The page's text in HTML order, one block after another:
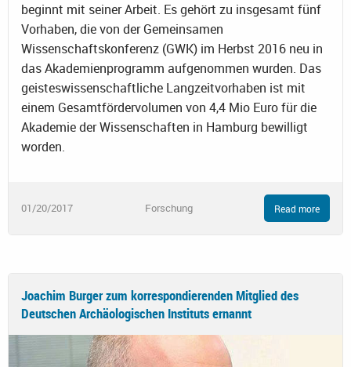
beginnt mit seiner Arbeit. Es gehört zu insgesamt fünf
Vorhaben, die von der Gemeinsamen
Wissenschaftskonferenz (GWK) im Herbst 2016 neu in
das Akademienprogramm aufgenommen wurden. Das
geisteswissenschaftliche Langzeitvorhaben ist mit
einem Gesamtfördervolumen von 4,4 Mio Euro für die
Akademie der Wissenschaften in Hamburg bewilligt
worden.
01/20/2017 Forschung Read more
Joachim Burger zum korrespondierenden Mitglied des
Deutschen Archäologischen Instituts ernannt